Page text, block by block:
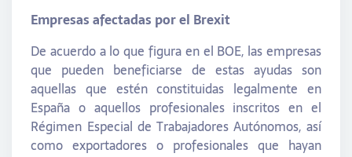
Empresas afectadas por el Brexit
De acuerdo a lo que figura en el BOE, las empresas
que pueden beneficiarse de estas ayudas son
aquellas que estén constituidas legalmente en
España o aquellos profesionales inscritos en el
Régimen Especial de Trabajadores Autónomos, así
como exportadores o profesionales que hayan